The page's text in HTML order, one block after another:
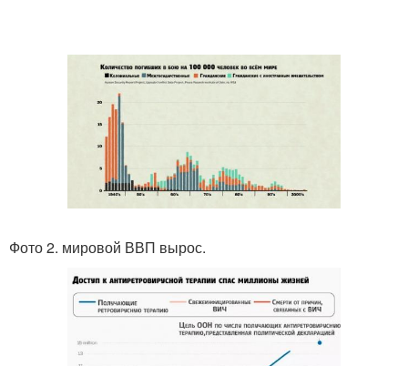
Фото 2. мировой ВВП вырос.